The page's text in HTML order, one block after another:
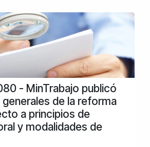
- MinTrabajo publicó
generales de la reforma
a principios de
y modalidades de